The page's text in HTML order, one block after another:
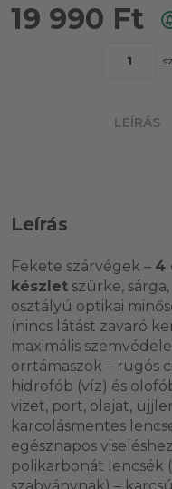
19 990 Ft
LEÍRÁS
Leírás
Fekete szárvégek – 4
készlet szürke,
osztályú optikai
(nincs látást zavaró
maximális
orrtámaszok – rugós
hidrofób (víz) és
vizet, port, olajat,
karcolásmentes
egésznapos
polikarbonát lencsék